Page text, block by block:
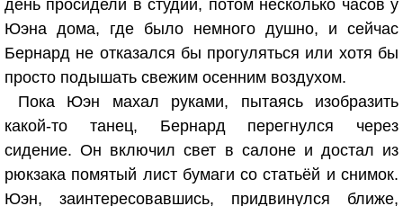
день просидели в студии, потом несколько часов у
Юэна дома, где было немного душно, и сейчас
Бернард не отказался бы прогуляться или хотя бы
просто подышать свежим осенним воздухом.
Пока Юэн махал руками, пытаясь изобразить
какой-то танец, Бернард перегнулся через
сидение. Он включил свет в салоне и достал из
рюкзака помятый лист бумаги со статьёй и снимок.
Юэн, заинтересовавшись, придвинулся ближе,